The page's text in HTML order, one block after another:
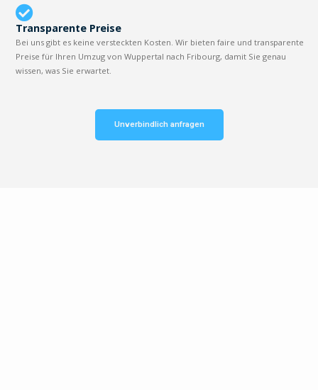
Transparente Preise
Bei uns gibt es keine versteckten Kosten. Wir bieten faire und transparente
Preise für Ihren Umzug von Wuppertal nach Fribourg, damit Sie genau
wissen, was Sie erwartet.
Unverbindlich anfragen